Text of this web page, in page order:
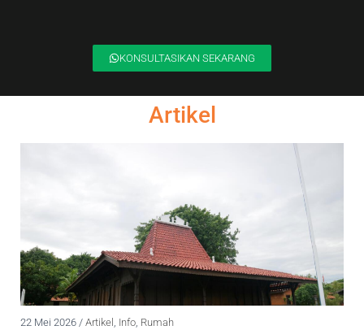
KONSULTASIKAN SEKARANG
Artikel
22 Mei 2026 / Artikel , Info, Rumah